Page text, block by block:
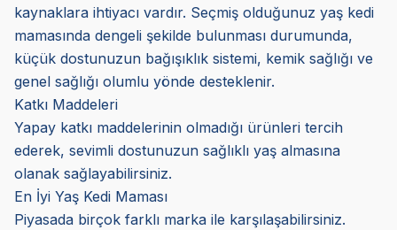
kaynaklara ihtiyacı vardır. Seçmiş olduğunuz yaş kedi
mamasında dengeli şekilde bulunması durumunda,
küçük dostunuzun bağışıklık sistemi, kemik sağlığı ve
genel sağlığı olumlu yönde desteklenir.
Katkı Maddeleri
Yapay katkı maddelerinin olmadığı ürünleri tercih
ederek, sevimli dostunuzun sağlıklı yaş almasına
olanak sağlayabilirsiniz.
En İyi Yaş Kedi Maması
Piyasada birçok farklı marka ile karşılaşabilirsiniz.